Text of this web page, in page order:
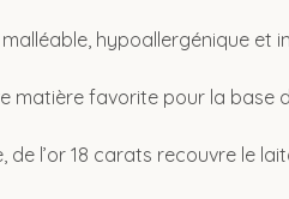
hypoallergénique et
matière favorite pour la base
de l’or 18 carats recouvre le